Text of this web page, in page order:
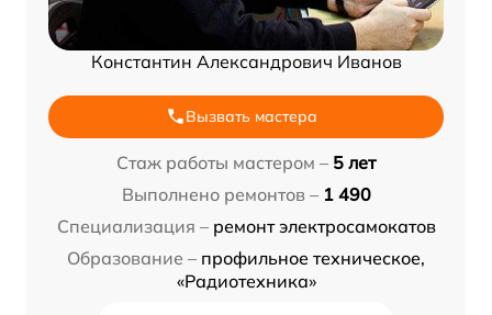
Константин Александрович Иванов
Вызвать мастера
Стаж работы мастером – 5 лет
Выполнено ремонтов – 1 490
Специализация – ремонт электросамокатов
Образование – профильное техническое,
«Радиотехника»